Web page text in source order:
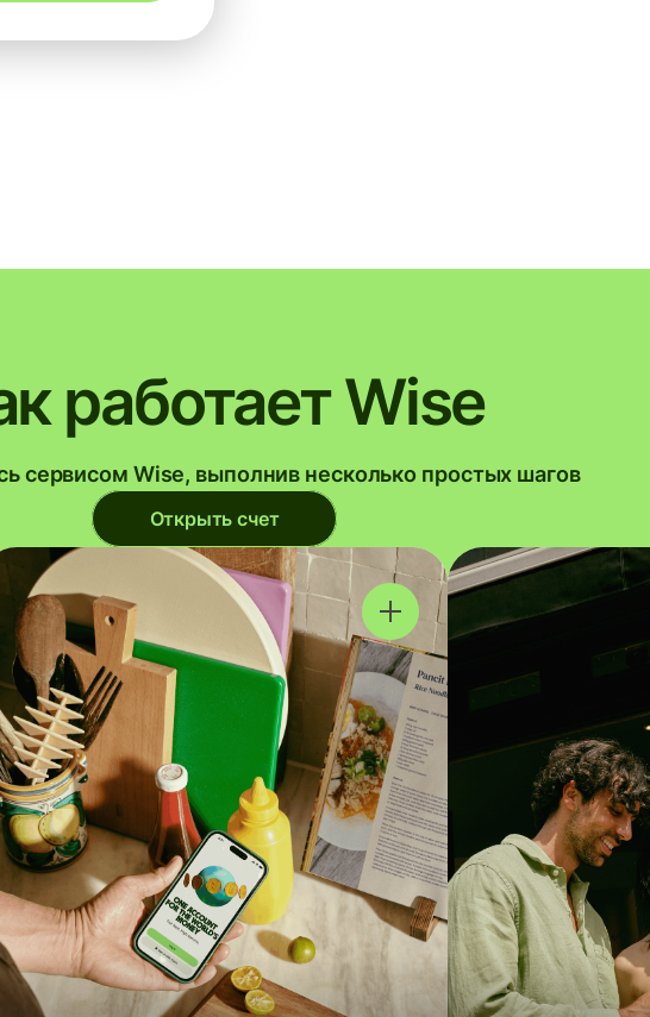
работает Wise
сервисом Wise, выполнив несколько простых шагов
Открыть счет